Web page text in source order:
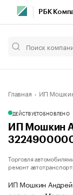
РБК
Главная ИП
ДЕЙСТВУЕТОБНОВЛЕНО
ИП Мошкин
Торговля
ремонт
ИП Мошкин Андрей